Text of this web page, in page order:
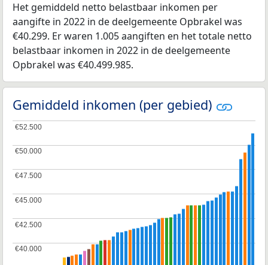
Het gemiddeld netto belastbaar inkomen per
aangifte in 2022 in de deelgemeente Opbrakel was
€40.299. Er waren 1.005 aangiften en het totale netto
belastbaar inkomen in 2022 in de deelgemeente
Opbrakel was €40.499.985.
Gemiddeld inkomen (per gebied)
€40.000
€40.000
€42.500
€42.500
€45.000
€45.000
€47.500
€47.500
€50.000
€50.000
€52.500
€52.500